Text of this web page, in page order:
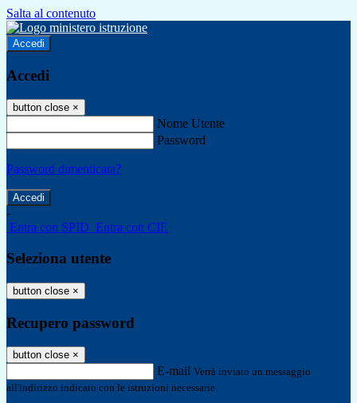
Salta al contenuto
Accedi
Accedi
button close ×
Nome Utente
Password
Password dimenticata?
-
Entra con SPID Entra con CIE
Seleziona utente
button close ×
Recupero password
button close ×
E-mail Verrà inviato un messaggio
all'indirizzo indicato con le istruzioni necessarie.